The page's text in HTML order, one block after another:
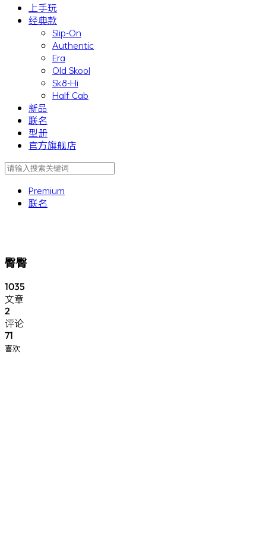
上手玩
经典款
Slip-On
Authentic
Era
Old Skool
Sk8-Hi
Half Cab
新品
联名
型册
官方旗舰店
Premium
联名
臀臀
1035
文章
2
评论
71
喜欢